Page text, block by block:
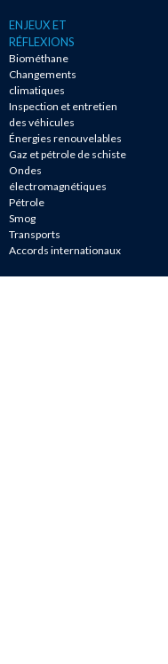
ENJEUX ET
RÉFLEXIONS
Biométhane
Changements
climatiques
Inspection et entretien
des véhicules
Énergies renouvelables
Gaz et pétrole de schiste
Ondes
électromagnétiques
Pétrole
Smog
Transports
Accords internationaux